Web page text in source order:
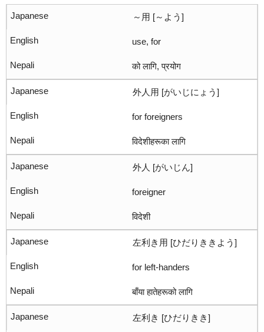
～用 [～よう]
use, for
को लागि, प्रयोग
外人用 [がいじにょう]
for foreigners
विदेशीहरूका लागि
外人 [がいじん]
foreigner
विदेशी
左利き用 [ひだりききよう]
for left-handers
बाँया हातेहरूको लागि
左利き [ひだりきき]